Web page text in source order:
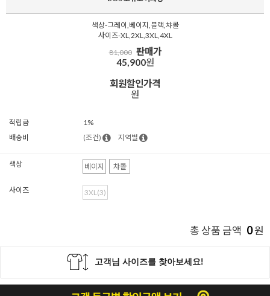
색상-그레이,베이지,블랙,챠콜
사이즈-XL,2XL,3XL,4XL
81,000 판매가
45,900원
회원할인가격
원
적립금
1%
배송비
(조건) 지역별
색상 베이지 챠콜
사이즈 3XL(3)
총 상품 금액 0원